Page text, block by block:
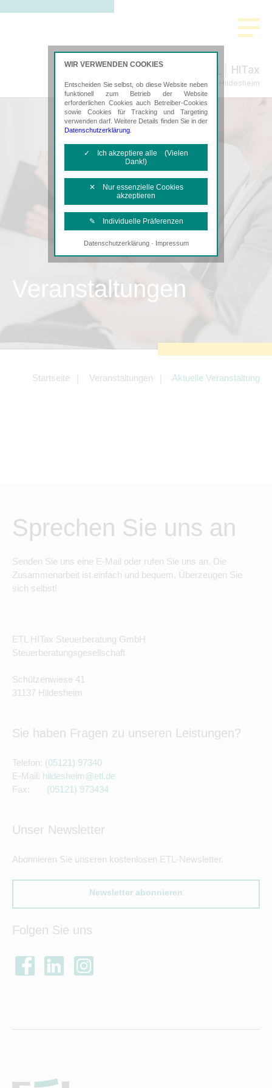
HITax
Steuerberatung in Hildesheim
Veranstaltungen
Startseite Veranstaltungen Aktuelle Veranstaltung
Sprechen Sie uns an
Senden Sie uns eine E-Mail oder rufen Sie uns an. Die
Zusammenarbeit ist einfach und bequem. Überzeugen Sie
sich selbst!
ETL HITax Steuerberatung GmbH
Steuerberatungsgesellschaft
Schützenwiese 41
31137 Hildesheim
Sie haben Fragen zu unseren Leistungen?
Telefon: (05121) 97340
E-Mail: hildesheim@etl.de
Fax: (05121) 973434
Unser Newsletter
Abonnieren Sie unseren kostenlosen ETL-Newsletter.
Newsletter abonnieren
Folgen Sie uns
WIR VERWENDEN COOKIES
Entscheiden Sie selbst, ob diese Website neben
funktionell zum Betrieb der Website
erforderlichen Cookies auch Betreiber-Cookies
sowie Cookies für Tracking und Targeting
verwenden darf. Weitere Details finden Sie in der
Datenschutzerklärung
✓ Ich akzeptiere alle (Vielen
Dank!)
✕ Nur essenzielle Cookies
akzeptieren
✎ Individuelle Präferenzen
Notwendige Cookies
Diese Cookies sind erforderlich, um die
Tracking- und Targeting-Cookies
Angebotes einschließlich der
Angeboten von z.B. Facebook und
LinkedIn.
Datenschutzerklärung· Impressum